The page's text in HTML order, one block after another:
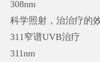
308nm
科学照射，治治疗的
311窄谱UVB治疗
311nm